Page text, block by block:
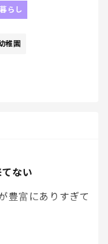
らし
稚園
ない
豊富にありすぎて